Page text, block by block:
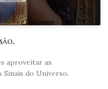
.
aproveitar as
do Universo.